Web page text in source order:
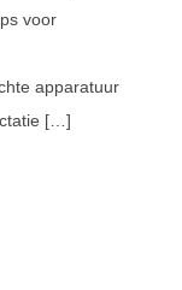
voor
apparatuur
[…]